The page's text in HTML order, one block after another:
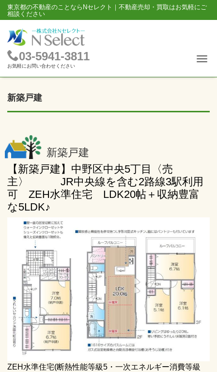
東京都の不動産のことならNセレクト｜不動産売却・買取はお気軽にご
相談ください
03-5941-3811
お気軽にお問い合わせください
新築戸建
新築戸建
【新築戸建】中野区中央5丁目〈売
主〉 JR中央線を含む2路線3駅利用
可 ZEH水準住宅 LDK20帖＋収納豊富
な5LDK♪
ZEH水準住宅(断熱性能等級5・一次エネルギー消費等級